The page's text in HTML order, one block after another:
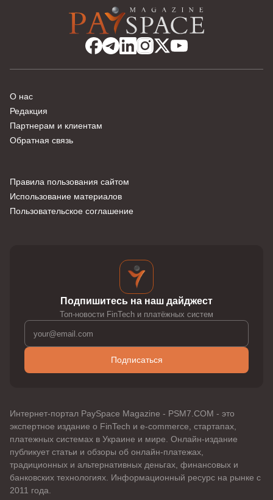
О нас
Редакция
Партнерам и клиентам
Обратная связь
Правила пользования сайтом
Использование материалов
Пользовательское соглашение
Подпишитесь на наш дайджест
Топ-новости FinTech и платёжных систем
Подписаться
Интернет-портал PaySpace Magazine - PSM7.COM - это
экспертное издание о FinTech и e-commerce, стартапах,
платежных системах в Украине и мире. Онлайн-издание
публикует статьи и обзоры об онлайн-платежах,
традиционных и альтернативных деньгах, финансовых и
банковских технологиях. Информационный ресурс на рынке с
2011 года.